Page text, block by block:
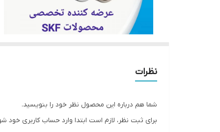
نظرات
شما هم درباره این محصول نظر خود را بنویسید.
برای ثبت نظر، لازم است ابتدا وارد حساب کاربری خود